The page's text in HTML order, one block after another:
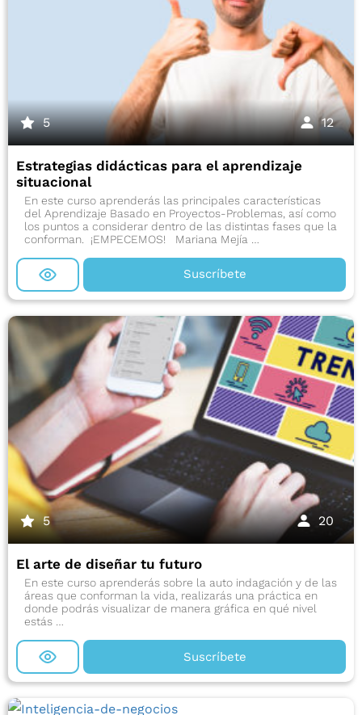
5 12
Estrategias didácticas para el aprendizaje
situacional
En este curso aprenderás las principales características
del Aprendizaje Basado en Proyectos-Problemas, así como
los puntos a considerar dentro de las distintas fases que la
conforman. ¡EMPECEMOS! Mariana Mejía …
Suscríbete
5 20
El arte de diseñar tu futuro
En este curso aprenderás sobre la auto indagación y de las
áreas que conforman la vida, realizarás una práctica en
donde podrás visualizar de manera gráfica en qué nivel
estás …
Suscríbete